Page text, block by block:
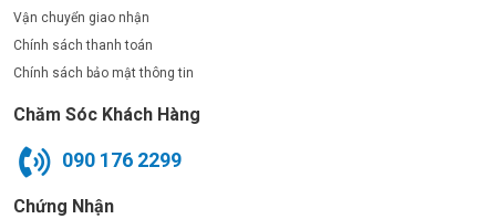
Vận chuyển giao nhận
Chính sách thanh toán
Chính sách bảo mật thông tin
Chăm Sóc Khách Hàng
090 176 2299
Chứng Nhận